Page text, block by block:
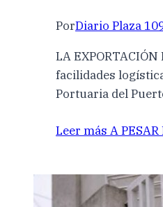
PorDiario Plaza
LA
facilidades
Portuaria del
Leer más A